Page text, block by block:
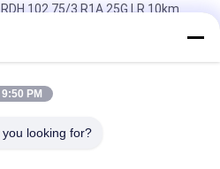
102 75/3 R1A 25G LR 10km
シーバー
ド VCSEL, 16X FC, 10GE
10Gb/s 1310nm 10km オプティ
9:50 PM
looking for?